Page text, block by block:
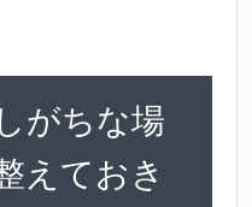
がちな場
えておき